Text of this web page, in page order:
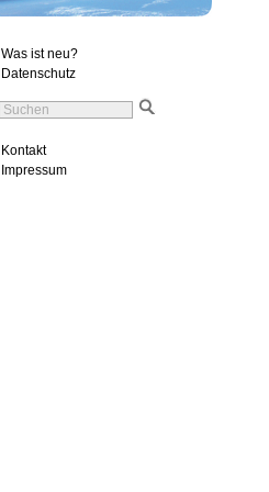
Was ist neu?
Datenschutz
Kontakt
Impressum